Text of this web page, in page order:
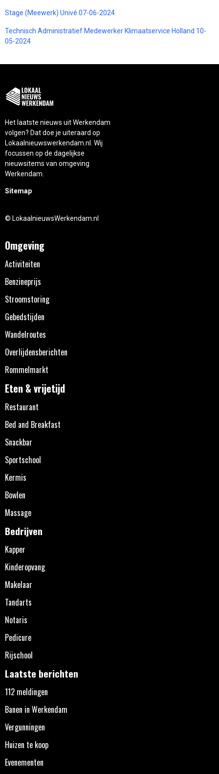
Stage (Meewerk) Univé 07-06-2024
Technisch Administratief Medewerker Klimaatservice Holland 10-
05-2024
Het laatste nieuws uit Werkendam
volgen? Dat doe je uiteraard op
Lokaalnieuwswerkendam.nl. Wij
focussen op de dagelijkse
nieuwsitems van omgeving
Werkendam.
Sitemap
© LokaalnieuwsWerkendam.nl
Omgeving
Activiteiten
Benzineprijs
Stroomstoring
Gebedstijden
Wandelroutes
Overlijdensberichten
Rommelmarkt
Eten & vrijetijd
Restaurant
Bed and Breakfast
Snackbar
Sportschool
Kermis
Bowlen
Massage
Bedrijven
Kapper
Kinderopvang
Makelaar
Tandarts
Notaris
Pedicure
Rijschool
Laatste berichten
112 meldingen
Banen in Werkendam
Vergunningen
Huizen te koop
Evenementen